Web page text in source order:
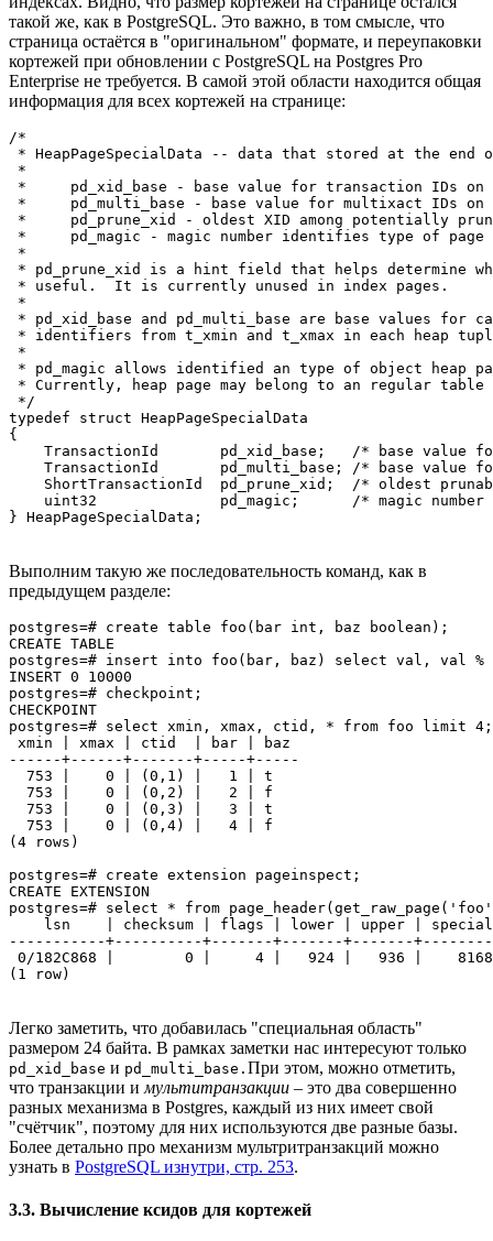
такой же, как в PostgreSQL. Это важно, в том смысле, что
страница остаётся в "оригинальном" формате, и переупаковки
кортежей при обновлении с PostgreSQL на Postgres Pro
Enterprise не требуется. В самой этой области находится общая
информация для всех кортежей на странице:
/*
* HeapPageSpecialData -- data that stored at the end
*
*     pd_xid_base - base value for transaction IDs on
*     pd_multi_base - base value for multixact IDs on
*     pd_prune_xid - oldest XID among potentially
*     pd_magic - magic number identifies type of page
*
* pd_prune_xid is a hint field that helps determine
* useful.  It is currently unused in index pages.
*
* pd_xid_base and pd_multi_base are base values for
* identifiers from t_xmin and t_xmax in each heap
*
* pd_magic allows identified an type of object heap
* Currently, heap page may belong to an regular table
*/
typedef struct HeapPageSpecialData
{
TransactionId       pd_xid_base;   /* base value
TransactionId       pd_multi_base; /* base value
ShortTransactionId  pd_prune_xid;  /* oldest
uint32              pd_magic;      /* magic number
} HeapPageSpecialData;
Выполним такую же последовательность команд, как в
предыдущем разделе:
postgres=# create table foo(bar int, baz boolean);
CREATE TABLE
postgres=# insert into foo(bar, baz) select val, val %
INSERT 0 10000
postgres=# checkpoint;
CHECKPOINT
postgres=# select xmin, xmax, ctid, * from foo limit 4;
xmin | xmax | ctid  | bar | baz
------+------+-------+-----+-----
  753 |    0 | (0,1) |   1 | t
  753 |    0 | (0,2) |   2 | f
  753 |    0 | (0,3) |   3 | t
  753 |    0 | (0,4) |   4 | f
(4 rows)
postgres=# create extension pageinspect;
CREATE EXTENSION
postgres=# select * from
lsn    | checksum | flags | lower | upper |
-----------+----------+-------+-------+-------
0/182C868 |        0 |     4 |   924 |   936 |
(1 row)
Легко заметить, что добавилась "специальная область"
размером 24 байта. В рамках заметки нас интересуют только
pd_xid_base и pd_multi_base. При этом, можно отметить,
что транзакции и мультитранзакции – это два совершенно
разных механизма в Postgres, каждый из них имеет свой
"счётчик", поэтому для них используются две разные базы.
Более детально про механизм мультритранзакций можно
узнать в PostgreSQL изнутри, стр. 253.
3.3. Вычисление ксидов для кортежей